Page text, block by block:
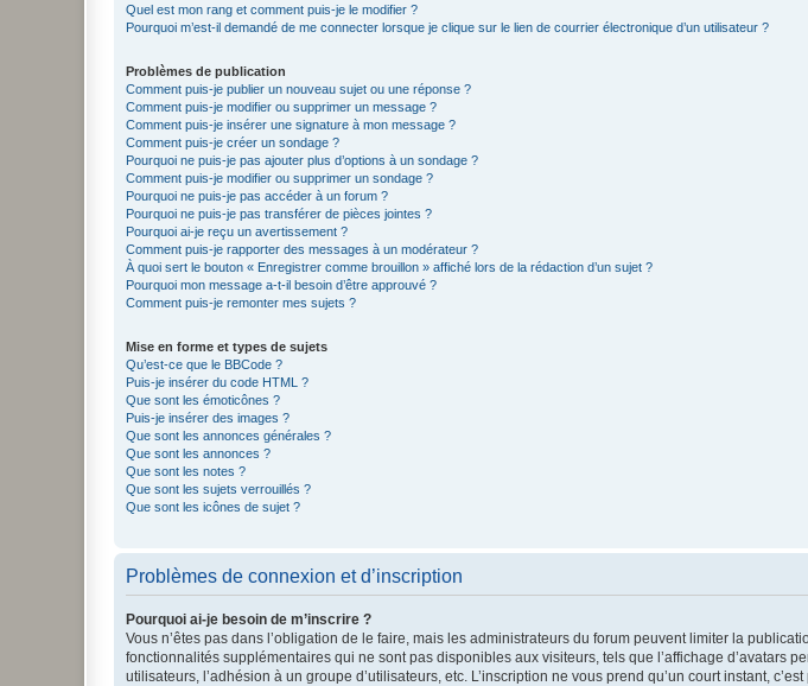
Quel est mon rang et comment puis-je le modifier ?
Pourquoi m’est-il demandé de me connecter lorsque je clique sur le lien de courrier électronique d’un utilisateur ?
Problèmes de publication
Comment puis-je publier un nouveau sujet ou une réponse ?
Comment puis-je modifier ou supprimer un message ?
Comment puis-je insérer une signature à mon message ?
Comment puis-je créer un sondage ?
Pourquoi ne puis-je pas ajouter plus d’options à un sondage ?
Comment puis-je modifier ou supprimer un sondage ?
Pourquoi ne puis-je pas accéder à un forum ?
Pourquoi ne puis-je pas transférer de pièces jointes ?
Pourquoi ai-je reçu un avertissement ?
Comment puis-je rapporter des messages à un modérateur ?
À quoi sert le bouton « Enregistrer comme brouillon » affiché lors de la rédaction d’un sujet ?
Pourquoi mon message a-t-il besoin d’être approuvé ?
Comment puis-je remonter mes sujets ?
Mise en forme et types de sujets
Qu’est-ce que le BBCode ?
Puis-je insérer du code HTML ?
Que sont les émoticônes ?
Puis-je insérer des images ?
Que sont les annonces générales ?
Que sont les annonces ?
Que sont les notes ?
Que sont les sujets verrouillés ?
Que sont les icônes de sujet ?
Problèmes de connexion et d’inscription
Pourquoi ai-je besoin de m’inscrire ?
Vous n’êtes pas dans l’obligation de le faire, mais les administrateurs du forum peuvent limiter la
fonctionnalités supplémentaires qui ne sont pas disponibles aux visiteurs, tels que l’affichage d’avatars
utilisateurs, l’adhésion à un groupe d’utilisateurs, etc. L’inscription ne vous prend qu’un court instant,